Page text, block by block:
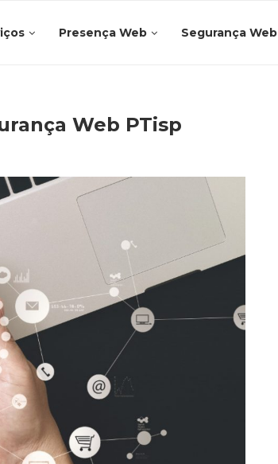
Presença Web Segurança Web
Web PTisp